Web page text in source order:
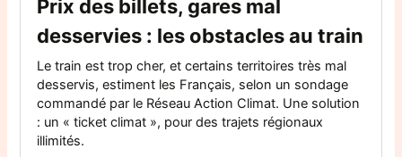
Prix des billets, gares mal
desservies : les obstacles au train
Le train est trop cher, et certains territoires très mal
desservis, estiment les Français, selon un sondage
commandé par le Réseau Action Climat. Une solution
: un « ticket climat », pour des trajets régionaux
illimités.